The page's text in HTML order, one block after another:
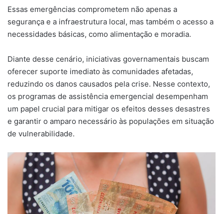
Essas emergências comprometem não apenas a
segurança e a infraestrutura local, mas também o acesso a
necessidades básicas, como alimentação e moradia.
Diante desse cenário, iniciativas governamentais buscam
oferecer suporte imediato às comunidades afetadas,
reduzindo os danos causados pela crise. Nesse contexto,
os programas de assistência emergencial desempenham
um papel crucial para mitigar os efeitos desses desastres
e garantir o amparo necessário às populações em situação
de vulnerabilidade.